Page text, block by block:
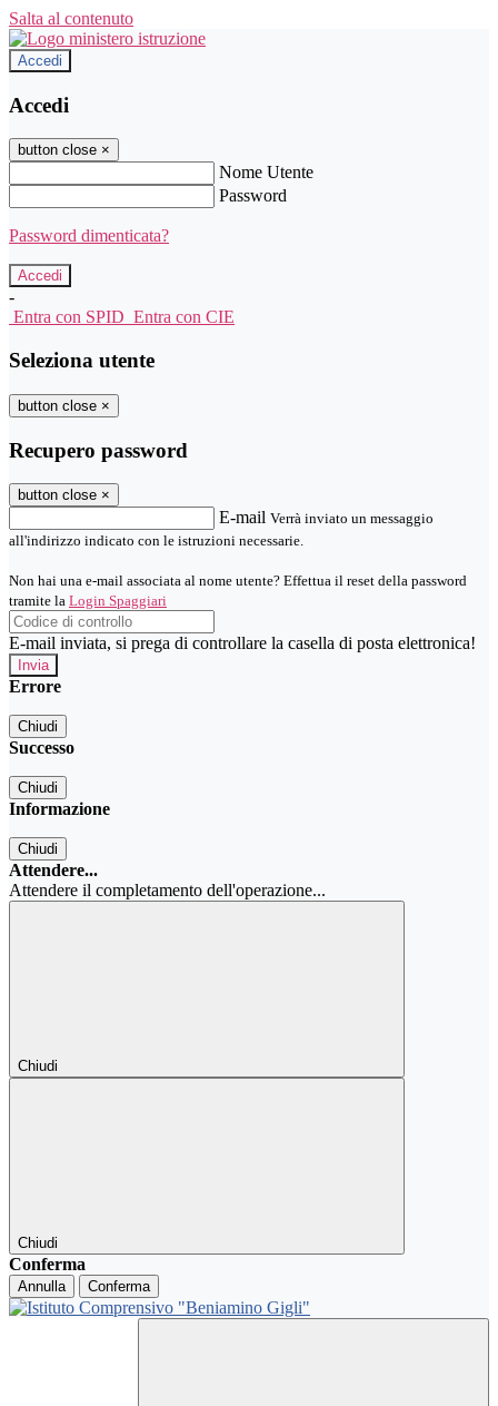
Salta al contenuto
Accedi
Accedi
button close ×
Nome Utente
Password
Password dimenticata?
-
Entra con SPID Entra con CIE
Seleziona utente
button close ×
Recupero password
button close ×
E-mail Verrà inviato un messaggio
all'indirizzo indicato con le istruzioni necessarie.
Non hai una e-mail associata al nome utente? Effettua il reset della password
tramite la Login Spaggiari
E-mail inviata, si prega di controllare la casella di posta elettronica!
Errore
Chiudi
Successo
Chiudi
Informazione
Chiudi
Attendere...
Attendere il completamento dell'operazione...
Chiudi
Chiudi
Conferma
Annulla Conferma